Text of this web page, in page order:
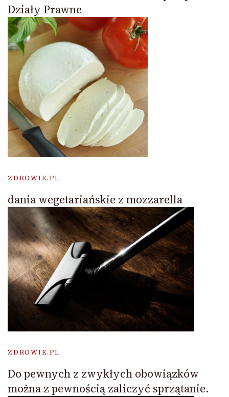
Działy Prawne
ZDROWIE.PL
dania wegetariańskie z mozzarella
ZDROWIE.PL
Do pewnych z zwykłych obowiązków
można z pewnością zaliczyć sprzątanie.